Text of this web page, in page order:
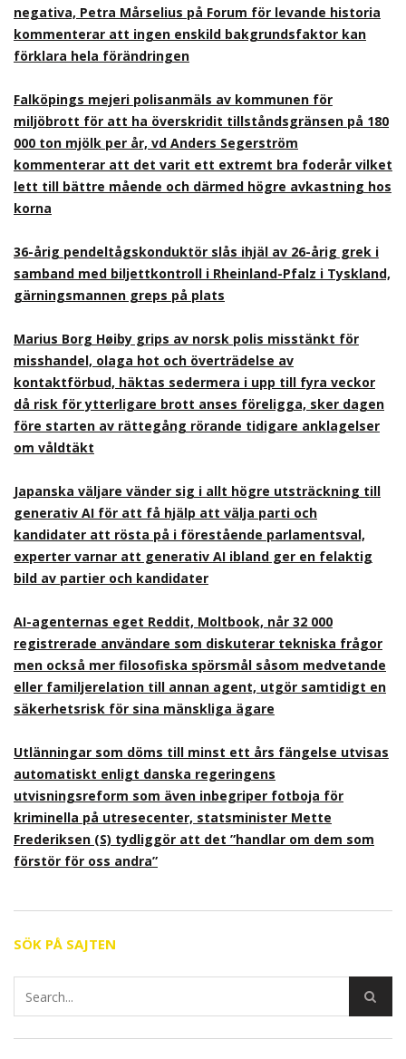
negativa, Petra Mårselius på Forum för levande historia
kommenterar att ingen enskild bakgrundsfaktor kan
förklara hela förändringen
Falköpings mejeri polisanmäls av kommunen för
miljöbrott för att ha överskridit tillståndsgränsen på 180
000 ton mjölk per år, vd Anders Segerström
kommenterar att det varit ett extremt bra foderår vilket
lett till bättre mående och därmed högre avkastning hos
korna
36-årig pendeltågskonduktör slås ihjäl av 26-årig grek i
samband med biljettkontroll i Rheinland-Pfalz i Tyskland,
gärningsmannen greps på plats
Marius Borg Høiby grips av norsk polis misstänkt för
misshandel, olaga hot och överträdelse av
kontaktförbud, häktas sedermera i upp till fyra veckor
då risk för ytterligare brott anses föreligga, sker dagen
före starten av rättegång rörande tidigare anklagelser
om våldtäkt
Japanska väljare vänder sig i allt högre utsträckning till
generativ AI för att få hjälp att välja parti och
kandidater att rösta på i förestående parlamentsval,
experter varnar att generativ AI ibland ger en felaktig
bild av partier och kandidater
AI-agenternas eget Reddit, Moltbook, når 32 000
registrerade användare som diskuterar tekniska frågor
men också mer filosofiska spörsmål såsom medvetande
eller familjerelation till annan agent, utgör samtidigt en
säkerhetsrisk för sina mänskliga ägare
Utlänningar som döms till minst ett års fängelse utvisas
automatiskt enligt danska regeringens
utvisningsreform som även inbegriper fotboja för
kriminella på utresecenter, statsminister Mette
Frederiksen (S) tydliggör att det ”handlar om dem som
förstör för oss andra”
SÖK PÅ SAJTEN